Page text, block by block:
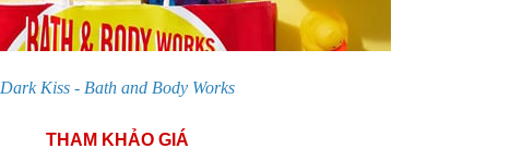
Dark Kiss - Bath and Body Works
THAM KHẢO GIÁ